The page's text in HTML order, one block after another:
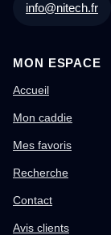
info@nitech.fr
MON ESPACE
Accueil
Mon caddie
Mes favoris
Recherche
Contact
Avis clients